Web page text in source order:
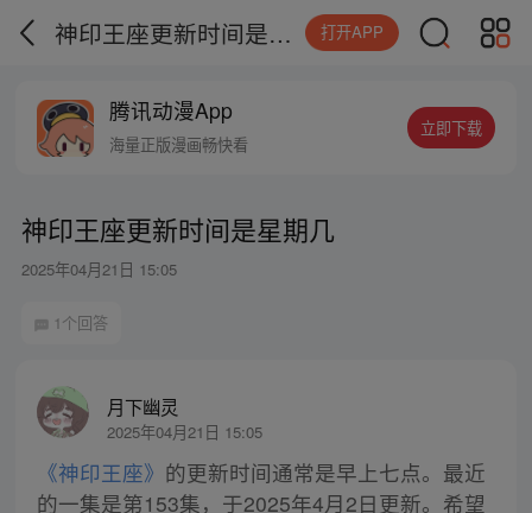
神印王座更新时间是星期几 打开APP
腾讯动漫App
海量正版漫画畅快看
立即下载
神印王座更新时间是星期几
2025年04月21日 15:05
1个回答
月下幽灵
2025年04月21日 15:05
《神印王座》 的更新时间通常是早上七点。最近
的一集是第153集，于2025年4月2日更新。希望